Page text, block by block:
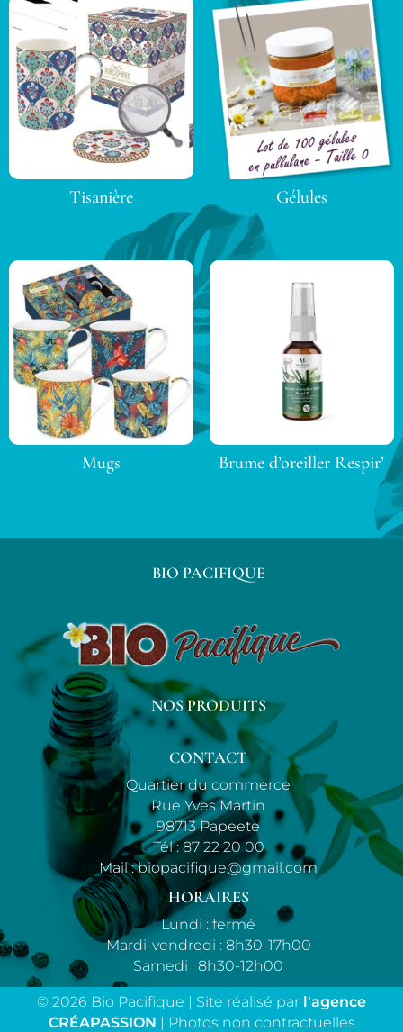
Tisanière Gélules
Mugs Brume d’oreiller Respir’
BIO PACIFIQUE
NOS PRODUITS
CONTACT
Quartier du commerce
Rue Yves Martin
98713 Papeete
Tél :87 22 20 00
Mail :biopacifique@gmail.com
HORAIRES
Lundi : fermé
Mardi-vendredi : 8h30-17h00
Samedi : 8h30-12h00
© 2026 Bio Pacifique | Site réalisé par l'agence
CRÉAPASSION | Photos non contractuelles